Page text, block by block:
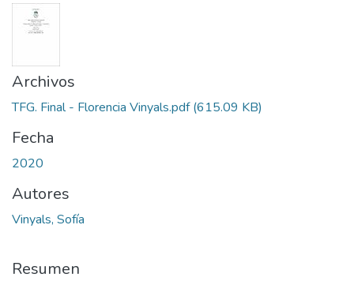
Archivos
TFG. Final - Florencia Vinyals.pdf(615.09 KB)
Fecha
2020
Autores
Vinyals, Sofía
Resumen